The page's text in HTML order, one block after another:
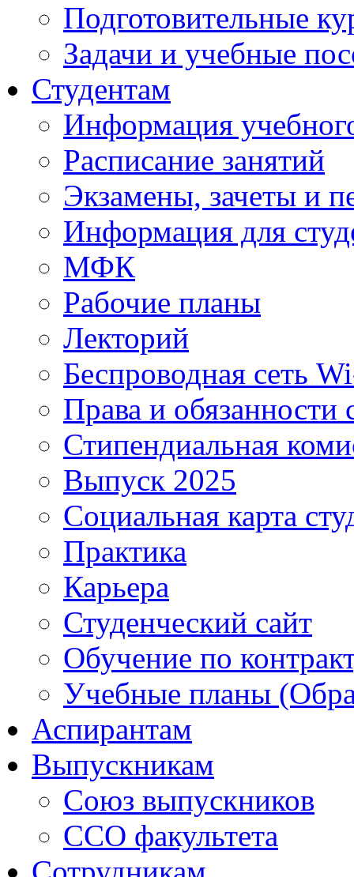
Подготовительные
Задачи и учебные
Студентам
Информация
Расписание занятий
Экзамены, зачеты и
Информация для
МФК
Рабочие планы
Лекторий
Беспроводная сеть
Права и обязанности
Стипендиальная
Выпуск 2025
Социальная карта
Практика
Карьера
Студенческий сайт
Обучение по
Учебные планы
Аспирантам
Выпускникам
Союз выпускников
ССО факультета